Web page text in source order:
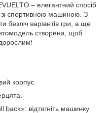
– елегантний спосіб
зі спортивною машиною. З
варіантів гри, а ще
створена, щоб
корпус.
відтягніть машинку